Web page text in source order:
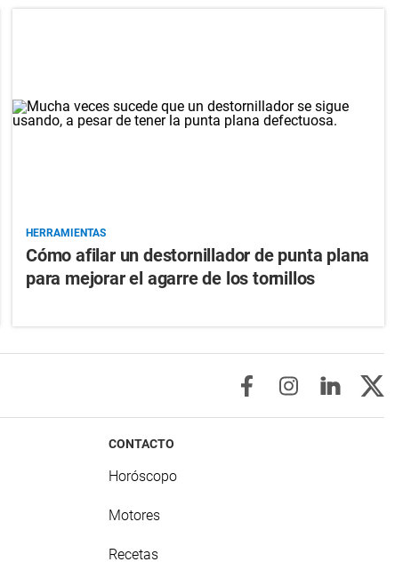
HERRAMIENTAS
Cómo afilar un destornillador de punta plana
para mejorar el agarre de los tornillos
CONTACTO
Horóscopo
Motores
Recetas